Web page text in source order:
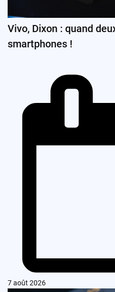
Vivo, Dixon : quand
smartphones !
7 août 2026